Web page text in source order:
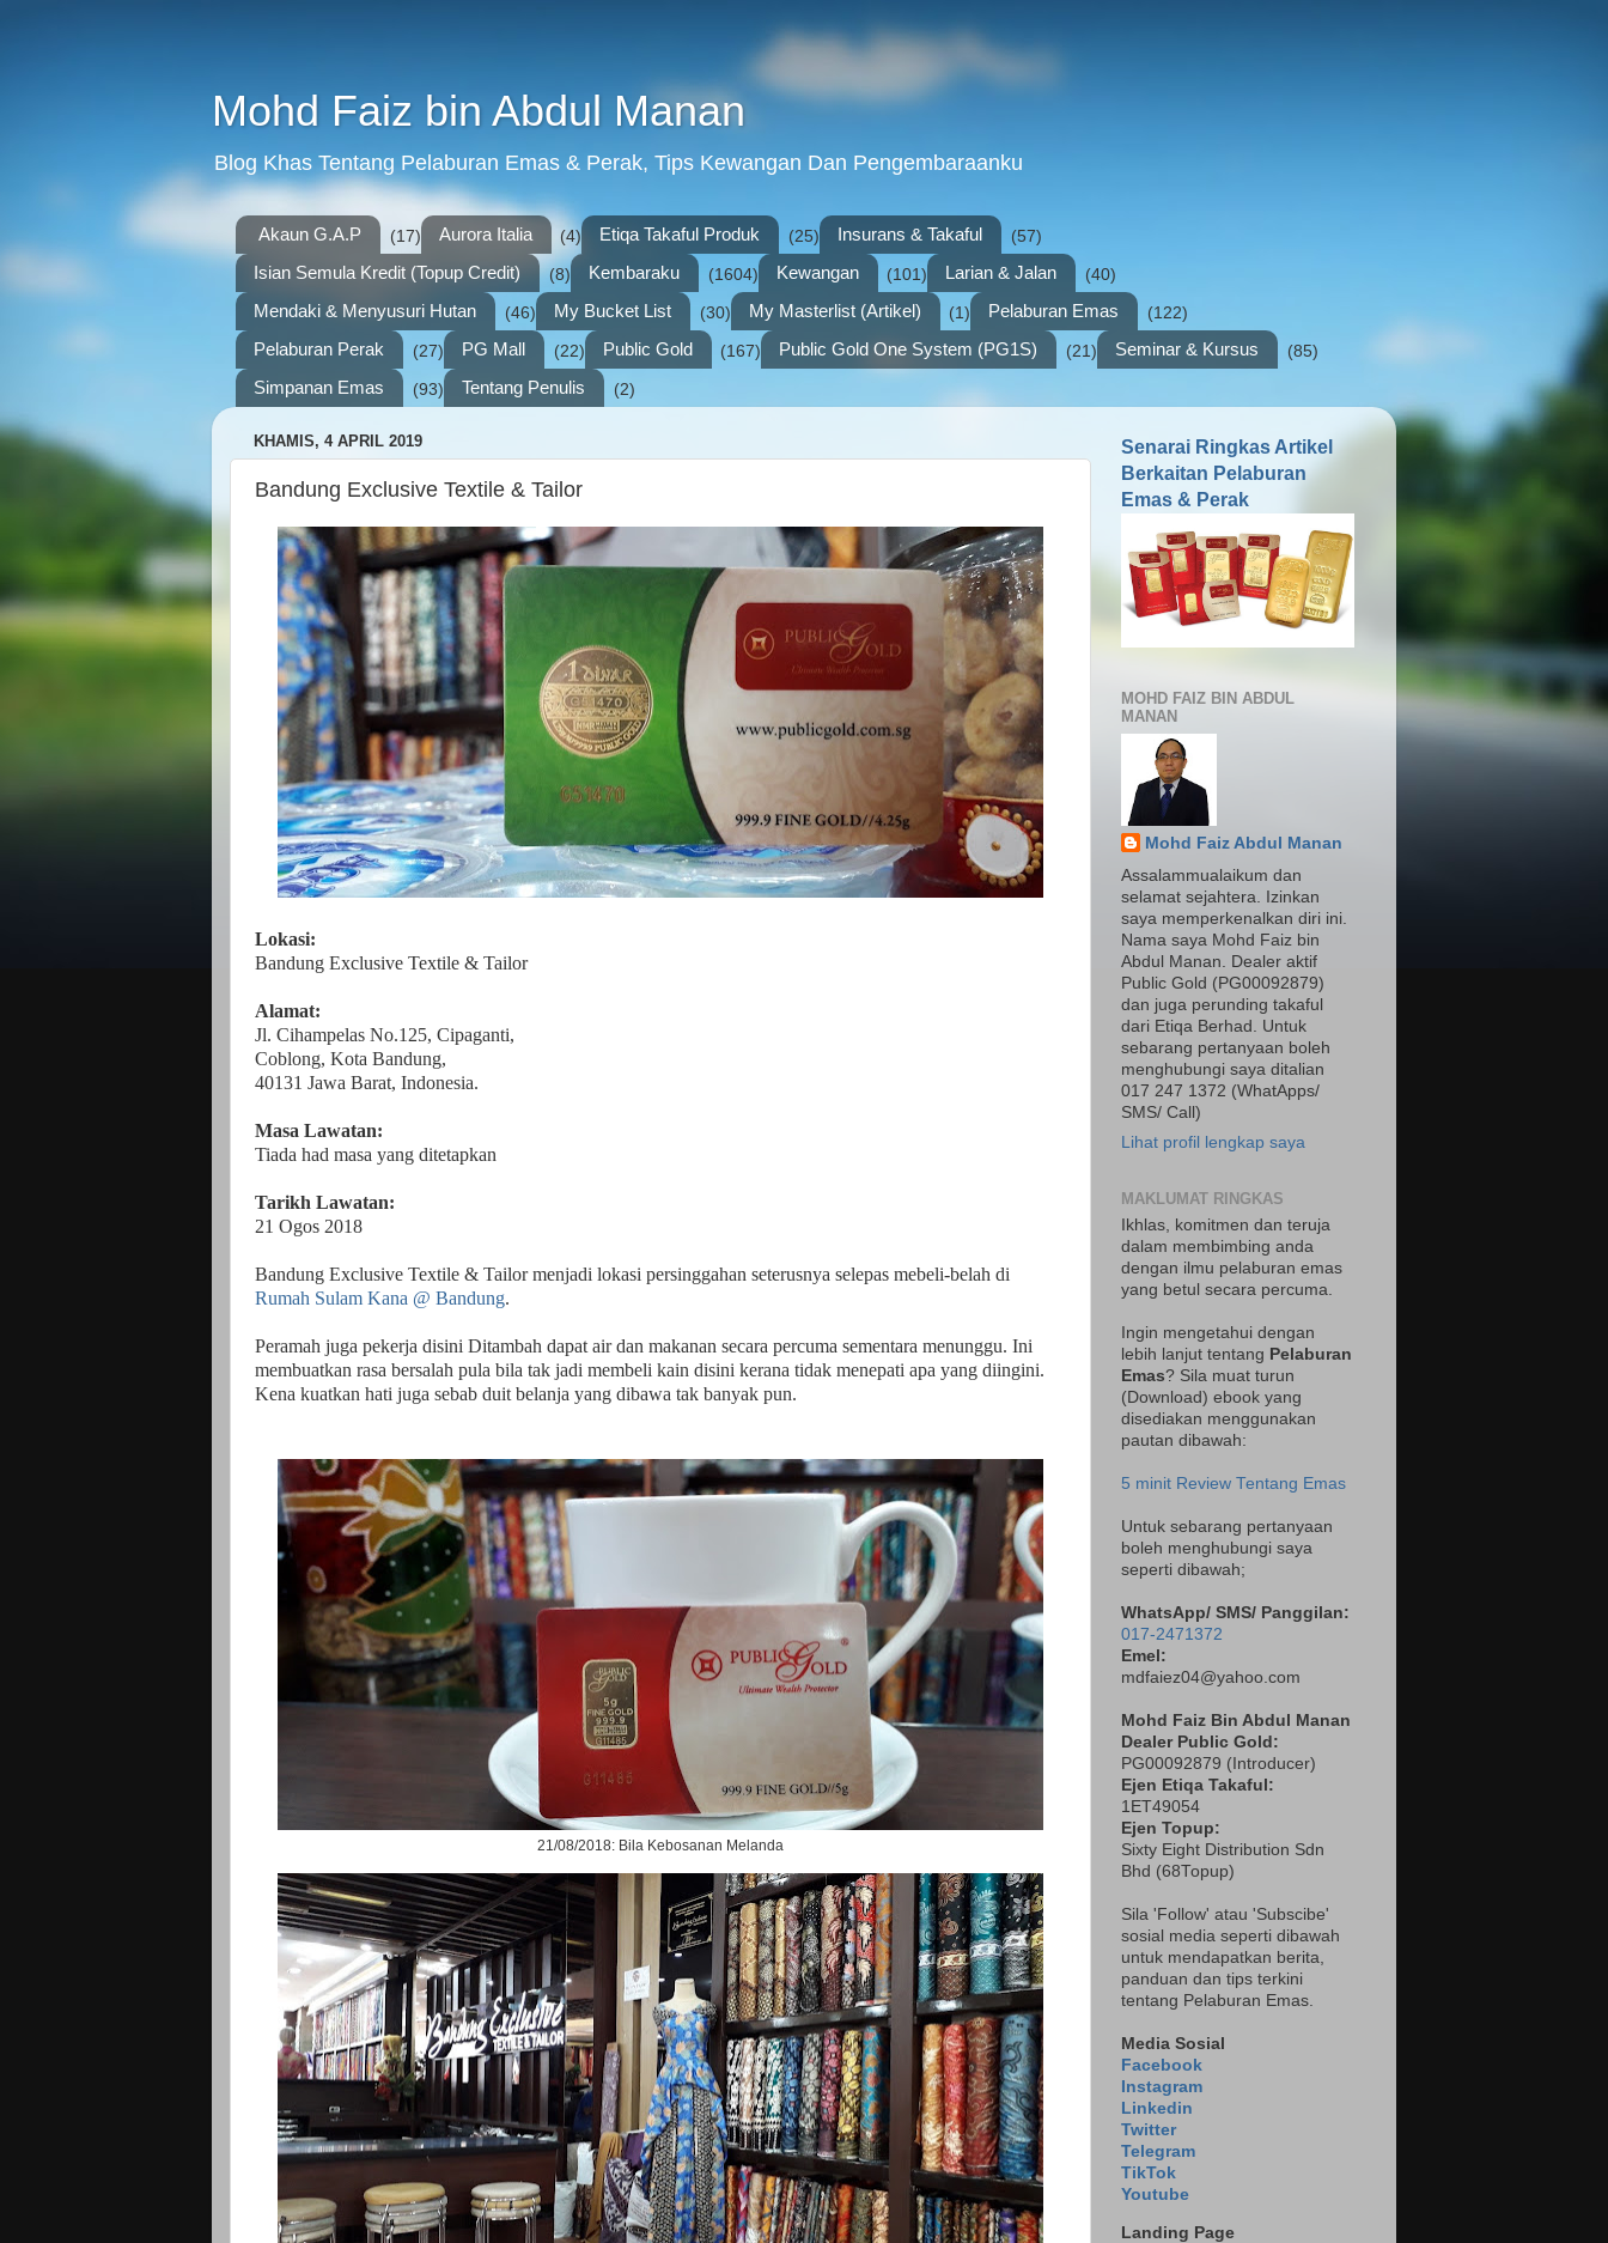
Mohd Faiz bin Abdul Manan
Blog Khas Tentang Pelaburan Emas & Perak, Tips Kewangan Dan Pengembaraanku
Akaun G.A.P (17) Aurora Italia (4) Etiqa Takaful Produk (25) Insurans & Takaful (57)
Isian Semula Kredit (Topup Credit) (8) Kembaraku (1604) Kewangan (101) Larian & Jalan (40)
Mendaki & Menyusuri Hutan (46) My Bucket List (30) My Masterlist (Artikel) (1) Pelaburan Emas (122)
Pelaburan Perak (27) PG Mall (22) Public Gold (167) Public Gold One System (PG1S) (21) Seminar & Kursus (85)
Simpanan Emas (93) Tentang Penulis (2)
KHAMIS, 4 APRIL 2019
Bandung Exclusive Textile & Tailor
Lokasi:
Bandung Exclusive Textile & Tailor
Alamat:
Jl. Cihampelas No.125, Cipaganti,
Coblong, Kota Bandung,
40131 Jawa Barat, Indonesia.
Masa Lawatan:
Tiada had masa yang ditetapkan
Tarikh Lawatan:
21 Ogos 2018
Bandung Exclusive Textile & Tailor menjadi lokasi persinggahan seterusnya selepas mebeli-belah di
Rumah Sulam Kana @ Bandung.
Peramah juga pekerja disini Ditambah dapat air dan makanan secara percuma sementara menunggu. Ini
membuatkan rasa bersalah pula bila tak jadi membeli kain disini kerana tidak menepati apa yang diingini.
Kena kuatkan hati juga sebab duit belanja yang dibawa tak banyak pun.
21/08/2018: Bila Kebosanan Melanda
Senarai Ringkas Artikel
Berkaitan Pelaburan
Emas & Perak
MOHD FAIZ BIN ABDUL
MANAN
Mohd Faiz Abdul Manan
Assalammualaikum dan
selamat sejahtera. Izinkan
saya memperkenalkan diri ini.
Nama saya Mohd Faiz bin
Abdul Manan. Dealer aktif
Public Gold (PG00092879)
dan juga perunding takaful
dari Etiqa Berhad. Untuk
sebarang pertanyaan boleh
menghubungi saya ditalian
017 247 1372 (WhatApps/
SMS/ Call)
Lihat profil lengkap saya
MAKLUMAT RINGKAS
Ikhlas, komitmen dan teruja
dalam membimbing anda
dengan ilmu pelaburan emas
yang betul secara percuma.
Ingin mengetahui dengan
lebih lanjut tentang Pelaburan
Emas? Sila muat turun
(Download) ebook yang
disediakan menggunakan
pautan dibawah:
5 minit Review Tentang Emas
Untuk sebarang pertanyaan
boleh menghubungi saya
seperti dibawah;
WhatsApp/ SMS/ Panggilan:
017-2471372
Emel:
mdfaiez04@yahoo.com
Mohd Faiz Bin Abdul Manan
Dealer Public Gold:
PG00092879 ( Introducer)
Ejen Etiqa Takaful:
1ET49054
Ejen Topup:
Sixty Eight Distribution Sdn
Bhd (68Topup)
Sila 'Follow' atau 'Subscibe'
sosial media seperti dibawah
untuk mendapatkan berita,
panduan dan tips terkini
tentang Pelaburan Emas.
Media Sosial
Facebook
Instagram
Linkedin
Twitter
Telegram
TikTok
Youtube
Landing Page